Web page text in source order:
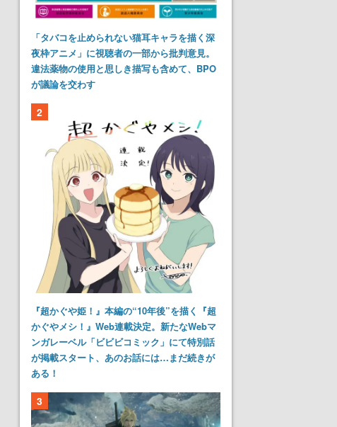
「タバコを止められない猫耳キャラを描く深
夜枠アニメ」に視聴者の一部から批判意見。
違法薬物の使用と思しき描写も含めて、BPO
が議論を交わす
2
『超かぐや姫！』本編の“10年後”を描く『超
かぐやメシ！』Web連載決定。新たなWebマ
ンガレーベル「ビビビコミック」にて特別話
が掲載スタート、あのお話には…まだ続きが
ある！
3